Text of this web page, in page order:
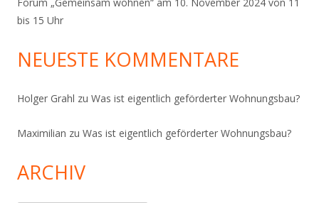
bis 15 Uhr
NEUESTE KOMMENTARE
Holger Grahl zu Was ist eigentlich geförderter Wohnungsbau?
Maximilian zu Was ist eigentlich geförderter Wohnungsbau?
ARCHIV